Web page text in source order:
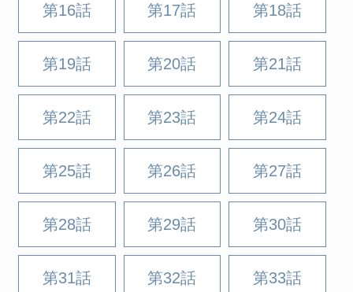
第16話 第17話 第18話
第19話 第20話 第21話
第22話 第23話 第24話
第25話 第26話 第27話
第28話 第29話 第30話
第31話 第32話 第33話